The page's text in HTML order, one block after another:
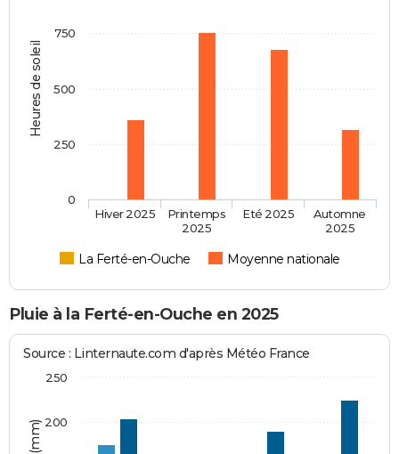
Heures de soleil
La Ferté-en-Ouche Moyenne nationale
Hiver 2025
Printemps
2025
Eté 2025
Automne
2025
0
250
500
750
Pluie à la Ferté-en-Ouche en 2025
Source : Linternaute.com d'après Météo France
200
250